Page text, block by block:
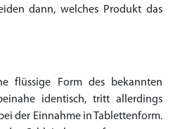
dann, welches Produkt das
flüssige Form des bekannten
identisch, tritt allerdings
der Einnahme in Tablettenform.